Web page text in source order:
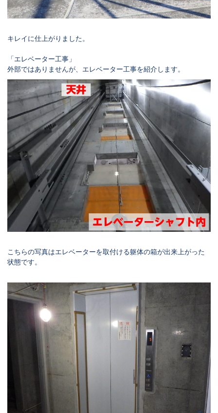
キレイに仕上がりました。
「エレベーター工事」
外部ではありませんが、エレベーター工事を紹介します。
こちらの写真はエレベーターを取付ける躯体の箱が出来上がった
状態です。